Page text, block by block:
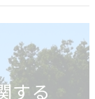
する